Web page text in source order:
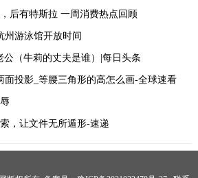
后有特斯拉 一周消费热点回顾
州游泳馆开放时间
公（牛莉的丈夫是谁）|每日头条
面投影_等腰三角形的高怎么画-全球速看
，让文件无所遁形-速递